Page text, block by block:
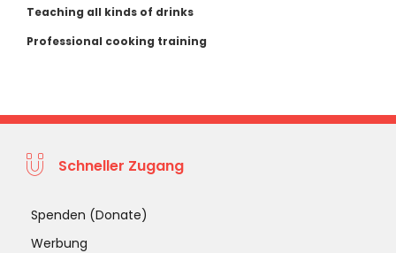
Teaching all kinds of drinks
Professional cooking training
Schneller Zugang
Spenden (Donate)
Werbung